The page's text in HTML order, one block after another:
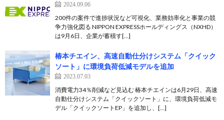
2024.09.06
200件の案件で進捗状況など可視化、業務効率化と事業の競
争力強化図る NIPPON EXPRESSホールディングス（NXHD）
は9月6日、企業が蓄積す[…]
椿本チエイン、高速自動仕分けシステム「クイック
ソート」に環境負荷低減モデルを追加
2023.07.03
消費電力34％削減など見込む 椿本チエインは6月29日、高速
自動仕分けシステム「クイックソート」に、環境負荷低減モ
デル「クイックソートEP」を追加し、[…]